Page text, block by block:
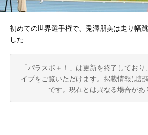
初めての世界選手権で、兎澤朋美は走り幅
した
「パラスポ＋！」は更新を終了してお
イブをご覧いただけます。 掲載情報は記
です。現在とは異なる場合があ